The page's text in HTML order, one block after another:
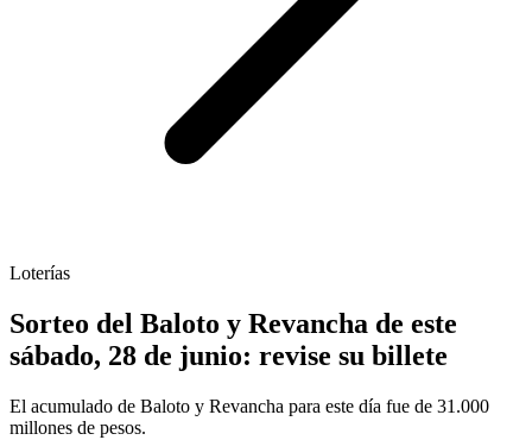
Loterías
Sorteo del Baloto y Revancha de este
sábado, 28 de junio: revise su billete
El acumulado de Baloto y Revancha para este día fue de 31.000
millones de pesos.